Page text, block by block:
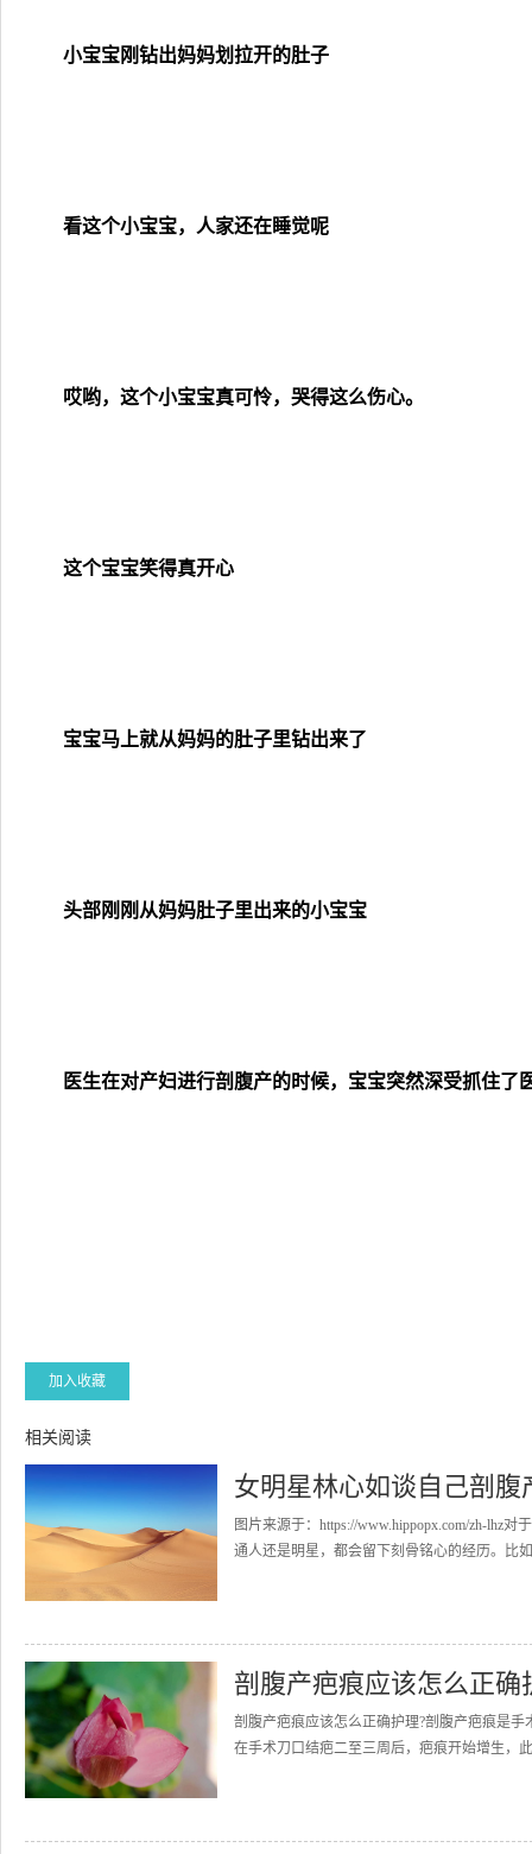
小宝宝刚钻出妈妈划拉开的肚子
看这个小宝宝，人家还在睡觉呢
哎哟，这个小宝宝真可怜，哭得这么伤心。
这个宝宝笑得真开心
宝宝马上就从妈妈的肚子里钻出来了
头部刚刚从妈妈肚子里出来的小宝宝
医生在对产妇进行剖腹产的时候，宝宝突然深受抓住了
加入收藏
相关阅读
女明星林心如谈自己剖
图片来源于：https://www.hippopx.com/zh-lhz
通人还是明星，都会留下刻骨铭心的经历。比
剖腹产疤痕应该怎么正确
剖腹产疤痕应该怎么正确护理?剖腹产疤痕是
在手术刀口结疤二至三周后，疤痕开始增生，